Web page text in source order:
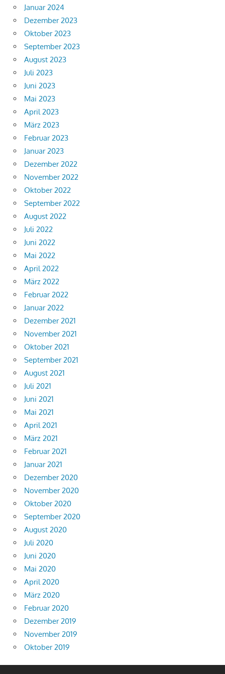
Januar 2024
Dezember 2023
Oktober 2023
September 2023
August 2023
Juli 2023
Juni 2023
Mai 2023
April 2023
März 2023
Februar 2023
Januar 2023
Dezember 2022
November 2022
Oktober 2022
September 2022
August 2022
Juli 2022
Juni 2022
Mai 2022
April 2022
März 2022
Februar 2022
Januar 2022
Dezember 2021
November 2021
Oktober 2021
September 2021
August 2021
Juli 2021
Juni 2021
Mai 2021
April 2021
März 2021
Februar 2021
Januar 2021
Dezember 2020
November 2020
Oktober 2020
September 2020
August 2020
Juli 2020
Juni 2020
Mai 2020
April 2020
März 2020
Februar 2020
Dezember 2019
November 2019
Oktober 2019